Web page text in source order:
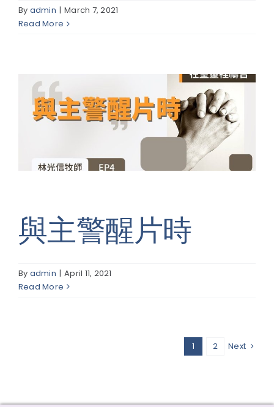
By admin | March 7, 2021
Read More
與主警醒片時
By admin | April 11, 2021
Read More
1 2 Next